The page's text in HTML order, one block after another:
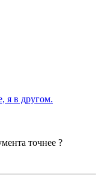
я в другом.
точнее ?